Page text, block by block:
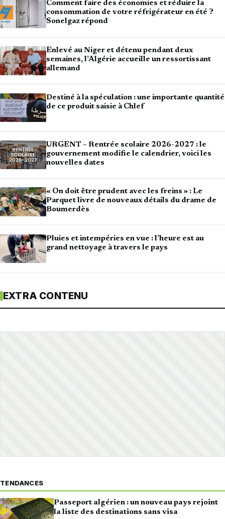
Comment faire des économies et réduire la
consommation de votre réfrigérateur en été ?
Sonelgaz répond
Enlevé au Niger et détenu pendant deux
semaines, l’Algérie accueille un ressortissant
allemand
Destiné à la spéculation : une importante quantité
de ce produit saisie à Chlef
URGENT – Rentrée scolaire 2026-2027 : le
gouvernement modifie le calendrier, voici les
nouvelles dates
« On doit être prudent avec les freins » : Le
Parquet livre de nouveaux détails du drame de
Boumerdès
Pluies et intempéries en vue : l’heure est au
grand nettoyage à travers le pays
EXTRA CONTENU
TENDANCES
Passeport algérien : un nouveau pays rejoint
la liste des destinations sans visa